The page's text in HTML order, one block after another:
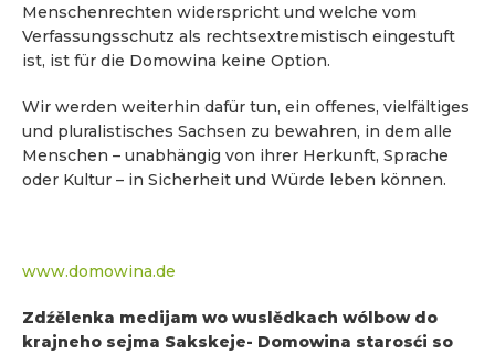
Menschenrechten widerspricht und welche vom
Verfassungsschutz als rechtsextremistisch eingestuft
ist, ist für die Domowina keine Option.
Wir werden weiterhin dafür tun, ein offenes, vielfältiges
und pluralistisches Sachsen zu bewahren, in dem alle
Menschen – unabhängig von ihrer Herkunft, Sprache
oder Kultur – in Sicherheit und Würde leben können.
www.domowina.de
Zdźělenka medijam wo wuslědkach wólbow do
krajneho sejma Sakskeje- Domowina starosći so